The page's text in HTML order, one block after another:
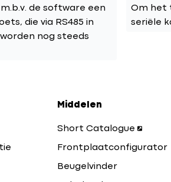
de software een
die via RS485 in
nog steeds
Om het
seriële
Middelen
Short Catalogue
Frontplaatconfigurator
Beugelvinder